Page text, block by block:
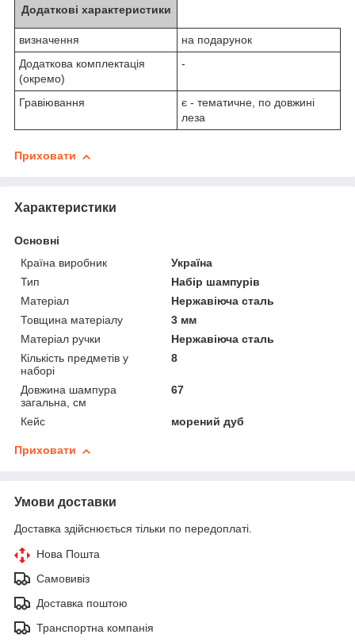
Додаткові характеристики
визначення
на подарунок
Додаткова комплектація
(окремо)
-
Гравіювання
є - тематичне, по довжині
леза
Приховати
Характеристики
Основні
Країна виробник
Україна
Тип
Набір шампурів
Матеріал
Нержавіюча сталь
Товщина матеріалу
3 мм
Матеріал ручки
Нержавіюча сталь
Кількість предметів у
наборі
8
Довжина шампура
загальна, см
67
Кейс морений дуб
Приховати
Умови доставки
Доставка здійснюється тільки по передоплаті.
Нова Пошта
Самовивіз
Доставка поштою
Транспортна компанія